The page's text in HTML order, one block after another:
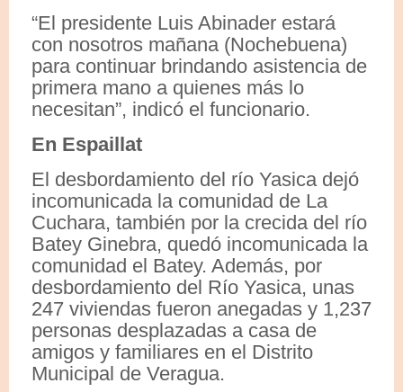
“El presidente Luis Abinader estará
con nosotros mañana (Nochebuena)
para continuar brindando asistencia de
primera mano a quienes más lo
necesitan”, indicó el funcionario.
En Espaillat
El desbordamiento del río Yasica dejó
incomunicada la comunidad de La
Cuchara, también por la crecida del río
Batey Ginebra, quedó incomunicada la
comunidad el Batey. Además, por
desbordamiento del Río Yasica, unas
247 viviendas fueron anegadas y 1,237
personas desplazadas a casa de
amigos y familiares en el Distrito
Municipal de Veragua.